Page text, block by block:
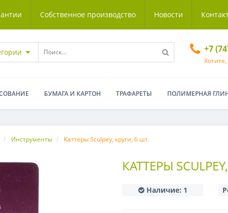
Собственное производство Новости
+7
БУМАГА И КАРТОН ТРАФАРЕТЫ ПОЛИМЕРНАЯ
Инструменты Каттеры Sculpey, круги, 6 шт.
КАТТЕРЫ
Наличие: 1